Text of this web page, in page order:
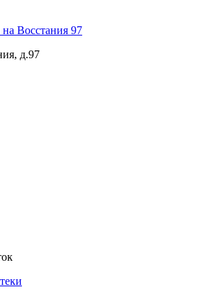
на Восстания 97
д.97